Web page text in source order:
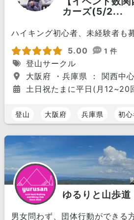
カーズ(5/2...
ハイキング初心者、未経験者も
5.00
1 件
登山サークル
大阪府 ・兵庫県 ： 関西中
土日祝たまに平日(月12~20
登山 大阪府 兵庫県 初
ゆるりと山歩道
男女問わず、団体行動ができる